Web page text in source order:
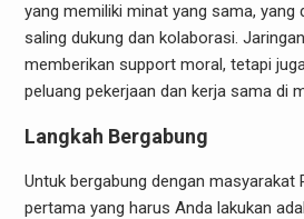
yang memiliki minat yang sama, yang
saling dukung dan kolaborasi.
memberikan support moral, tetapi
peluang pekerjaan dan kerja sama di
Langkah Bergabung
Untuk bergabung dengan masyarakat
pertama yang harus Anda lakukan